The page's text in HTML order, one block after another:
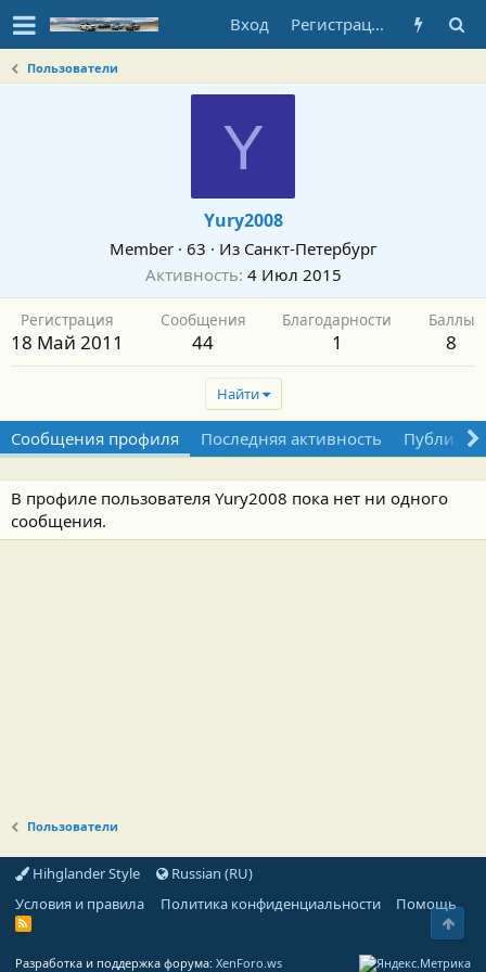
Вход Регистрация
Пользователи
Y
Yury2008
Member · 63 · Из Санкт-Петербург
Активность 4 Июл 2015
Регистрация
18 Май 2011
Сообщения
44
Благодарности
1
Баллы
8
Найти
Сообщения профиля Последняя активность
В профиле пользователя Yury2008 пока нет ни одного
сообщения.
Пользователи
Hihglander Style
Russian (RU)
Условия и правила
Политика конфиденциальности Помощь
R
Разработка и поддержка форума: XenForo.ws